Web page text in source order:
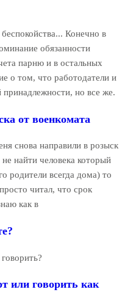
Конечно в
обязанности
парню и в остальных
о том, что работодатели и
но все же.
от военкомата
снова направили в розыск
найти человека который
родители всегда дома) то
читал, что срок
как в
или говорить как